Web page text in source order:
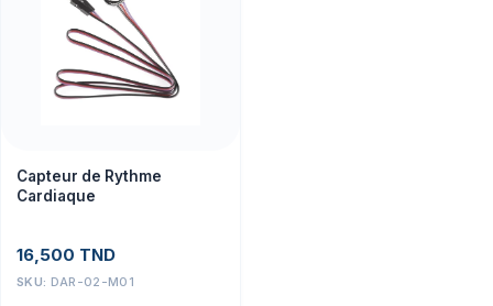
Capteur de Rythme
Cardiaque
16,500 TND
SKU: DAR-02-M01